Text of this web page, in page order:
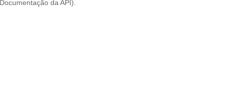
Documentação da API ).